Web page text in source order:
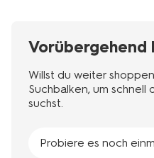
Vorübergehend
Willst du weiter
Suchbalken, um schnell
suchst.
Probiere es noch